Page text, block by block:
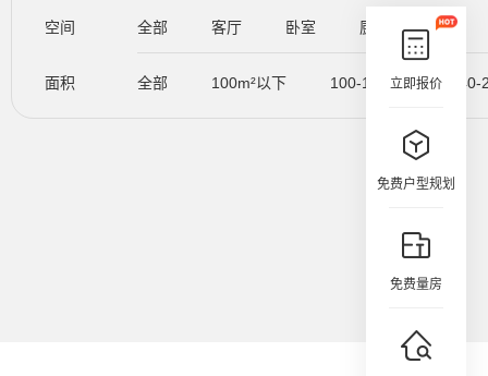
立即报价
免费户型规划
免费量房
空间 全部 客厅 卧室 厨房 餐厅
面积 全部 100m²以下 100-140m²